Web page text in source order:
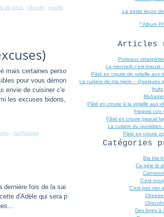
de coco ciboule
nouille
mais certaines perso
pour vous démon
envie de cuisiner c'e
les excuses bidons,
vandouvan
dernière fois de la sai
d'Adèle qui sera p
La petite leçon
* Album
Articles
Poireaux
Le mercredi c'est biscuit
Pâté en croute de volaille aux
La cuisine de ma mère – Quelques
fruits
Pâté en croute à la volaille aux
Fregola con
Pâté en croute pascal
La cuisine du quotidien
Pâté en croute
Catégories
Bla bla
Ca gèle là
C'est
C'est pas moi
Des livres à